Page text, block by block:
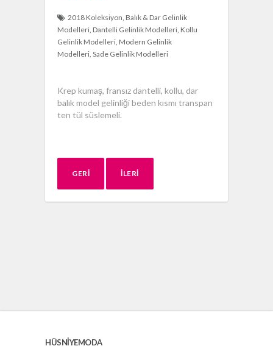
2018 Koleksiyon Balık & Dar Gelinlik
Modelleri Dantelli Gelinlik Modelleri Kollu
Gelinlik Modelleri Modern Gelinlik
Modelleri Sade Gelinlik Modelleri
Krep kumaş, fransız dantelli, kollu, dar
balık model gelinliği beden kısmı transpan
ten tül süslemeli.
HÜSNIYEMODA